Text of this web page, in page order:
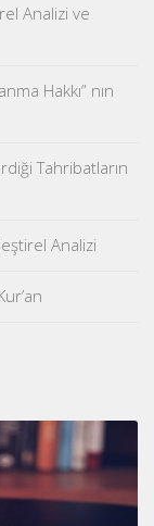
Analizi ve
Hakkı” nın
Tahribatların
Analizi